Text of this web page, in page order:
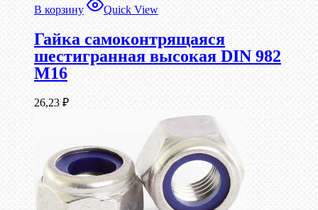
В корзину Quick View
Гайка самоконтрящаяся
шестигранная высокая DIN 982
М16
26,23 ₽